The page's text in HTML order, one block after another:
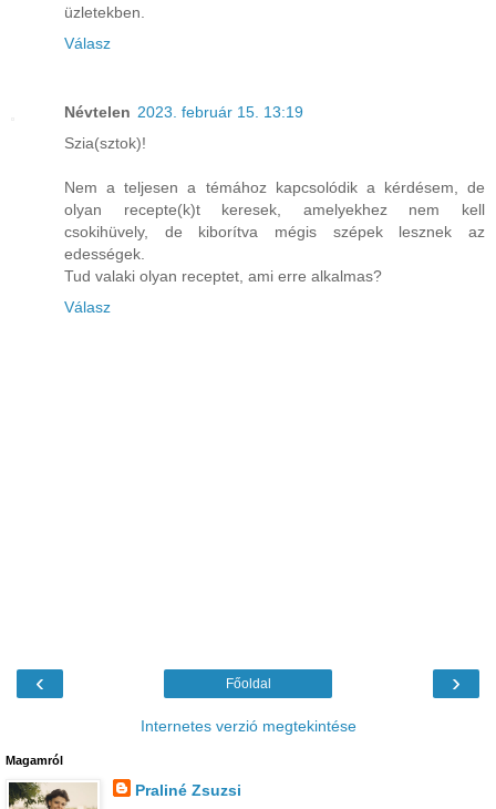
üzletekben.
Válasz
Névtelen 2023. február 15. 13:19
Szia(sztok)!
Nem a teljesen a témához kapcsolódik a kérdésem, de
olyan recepte(k)t keresek, amelyekhez nem kell
csokihüvely, de kiborítva mégis szépek lesznek az
edességek.
Tud valaki olyan receptet, ami erre alkalmas?
Válasz
‹ ›
Főoldal
Internetes verzió megtekintése
Magamról
Praliné Zsuzsi